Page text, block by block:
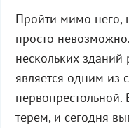
Пройти мимо него,
просто
нескольких зданий
является одним из
терем, и сегодня